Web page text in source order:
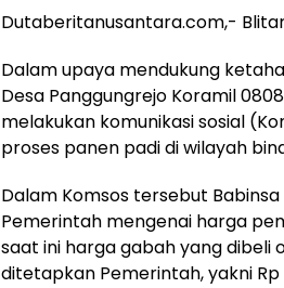
Dutaberitanusantara.com,-
Dalam upaya mendukung
Desa Panggungrejo Koramil
melakukan komunikasi sosial
proses panen padi di wilayah
Dalam Komsos tersebut
Pemerintah mengenai harga
saat ini harga gabah yang dibeli
ditetapkan Pemerintah, yakni